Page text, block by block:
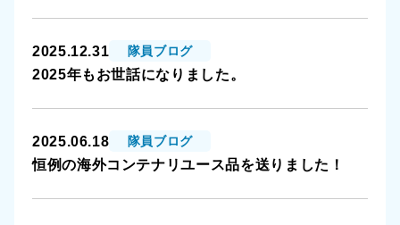
2025.12.31 隊員ブログ
2025年もお世話になりました。
2025.06.18 隊員ブログ
恒例の海外コンテナリユース品を送りました！